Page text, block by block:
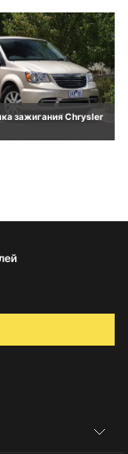
зажигания Chrysler